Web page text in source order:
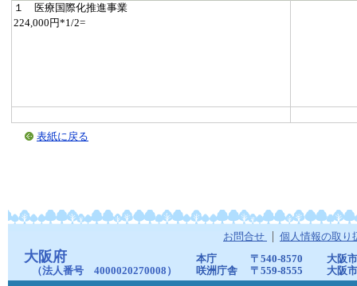
１ 医療国際化推進事業
224,000円*1/2=
表紙に戻る
お問合せ 個人情報の取り
大阪府
（法人番号 4000020270008）
本庁 〒540-8570
大阪
咲洲庁舎
〒559-8555
大阪